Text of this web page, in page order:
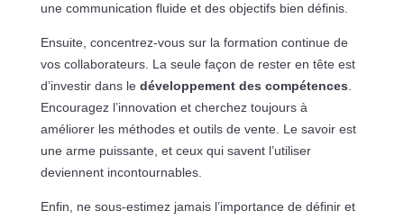
une communication fluide et des objectifs bien définis.
Ensuite, concentrez-vous sur la formation continue de
vos collaborateurs. La seule façon de rester en tête est
d’investir dans le développement des compétences
Encouragez l’innovation et cherchez toujours à
améliorer les méthodes et outils de vente. Le savoir est
une arme puissante, et ceux qui savent l’utiliser
deviennent incontournables.
Enfin, ne sous-estimez jamais l’importance de définir et